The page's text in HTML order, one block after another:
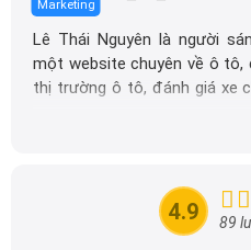
Lê Thái Nguyên
thị trường ô tô, đánh giá xe